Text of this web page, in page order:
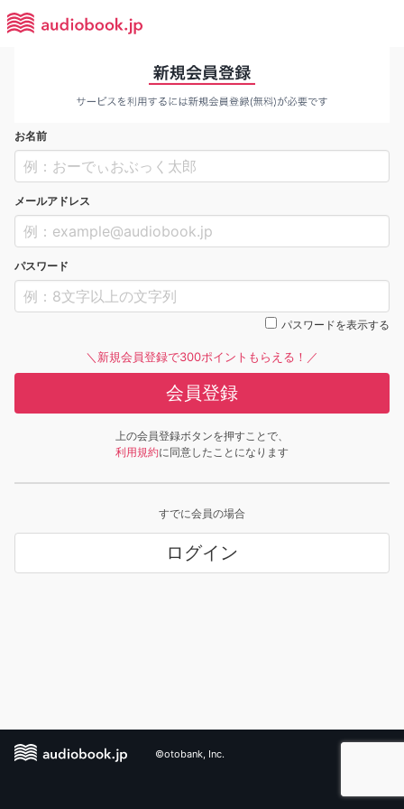
お名前
メールアドレス
パスワード
パスワードを表示する
＼新規会員登録で300ポイントもらえる！／
会員登録
上の会員登録ボタンを押すことで、
利用規約に同意したことになります
すでに会員の場合
ログイン
©otobank, Inc.